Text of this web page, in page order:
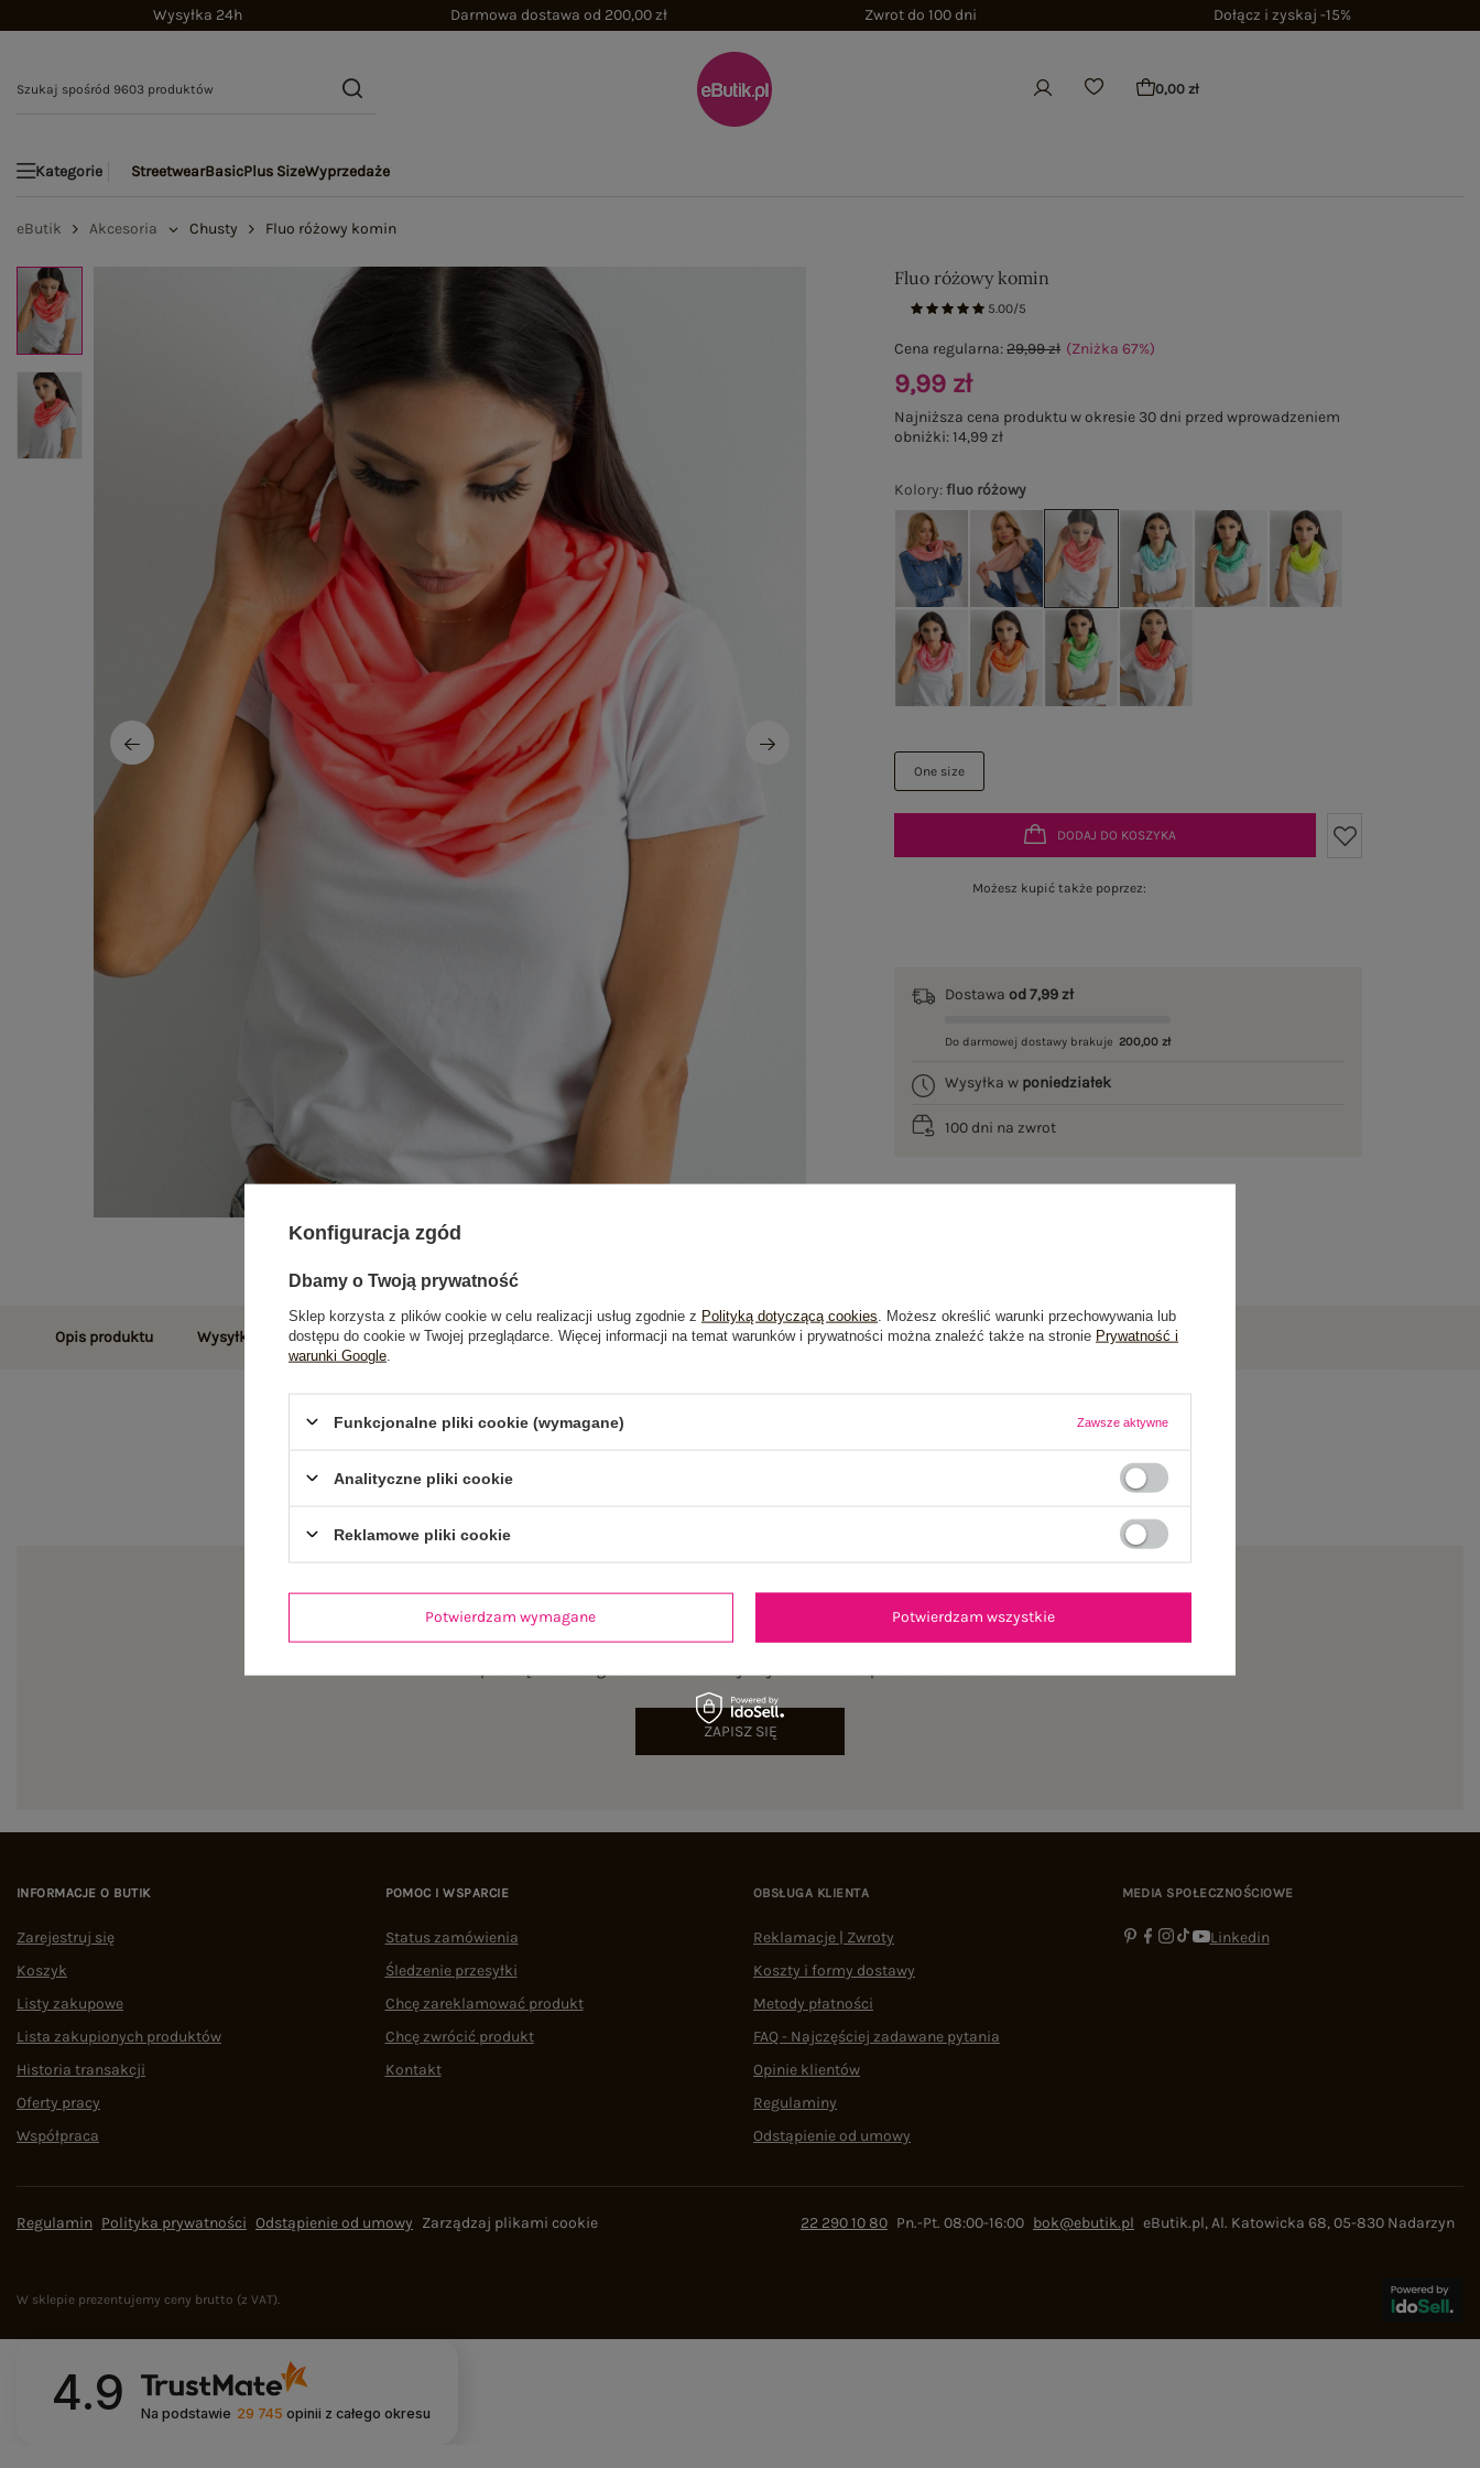
Wysyłka 24h Darmowa dostawa od 200,00 zł Zwrot do 100 dni Dołącz i zyskaj -15%
0,00 zł
Kategorie StreetwearBasicPlus SizeWyprzedaże
eButik Akcesoria Chusty Fluo różowy komin
Fluo różowy komin
5.00/5
Kolory:fluo różowy
One size
Cena regularna:29,99 zł (Zniżka67%)
9,99 zł
Najniższa cena produktu w okresie 30 dni przed wprowadzeniem
obniżki:14,99 zł
DODAJ DO KOSZYKA
Możesz kupić także poprzez:
Dostawaod 7,99 zł
Do darmowej dostawy brakuje 200,00 zł
Wysyłka w poniedziałek
100 dni na zwrot
Opis produktu Wysyłka i dostawa Zwroty i reklamacje Opinie o produkcie(4)
ZAPISZ SIĘ
INFORMACJE O BUTIK
Zarejestruj się
Koszyk
Listy zakupowe
Lista zakupionych produktów
Historia transakcji
Oferty pracy
Współpraca
POMOC I WSPARCIE
Status zamówienia
Śledzenie przesyłki
Chcę zareklamować produkt
Chcę zwrócić produkt
Kontakt
OBSŁUGA KLIENTA
Reklamacje | Zwroty
Koszty i formy dostawy
Metody płatności
FAQ - Najczęściej zadawane pytania
Opinie klientów
Regulaminy
Odstąpienie od umowy
MEDIA SPOŁECZNOŚCIOWE
Linkedin
Regulamin Polityka prywatności Odstąpienie od umowy Zarządzaj plikami cookie 22 290 10 80 Pn.-Pt. 08:00-16:00 bok@ebutik.pl eButik.pl,Al. Katowicka 68,05-830 Nadarzyn
W sklepie prezentujemy ceny brutto (z VAT).
4.9 Na podstawie 29 745 opinii z całego okresu
Konfiguracja zgód
Dbamy o Twoją prywatność
Sklep korzysta z plików cookie w celu realizacji usług zgodnie z Polityką dotyczącą cookies . Możesz określić warunki przechowywania lub
dostępu do cookie w Twojej przeglądarce. Więcej informacji na temat warunków i prywatności można znaleźć także na stronie Prywatność i
warunki Google
Funkcjonalne pliki cookie (wymagane) Zawsze aktywne
Analityczne pliki cookie
Reklamowe pliki cookie
Potwierdzam wymagane Potwierdzam wszystkie